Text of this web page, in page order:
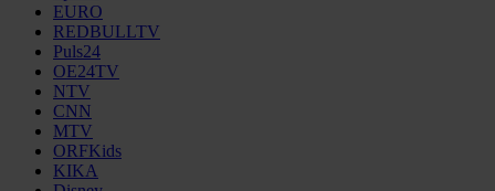
EURO
REDBULLTV
Puls24
OE24TV
NTV
CNN
MTV
ORFKids
KIKA